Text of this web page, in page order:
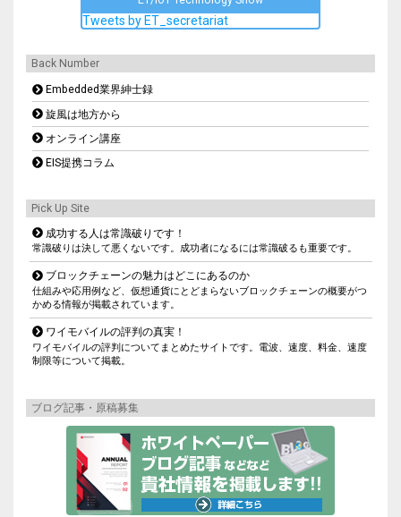
Tweets by ET_secretariat
Back Number
Embedded業界紳士録
旋風は地方から
オンライン講座
EIS提携コラム
Pick Up Site
成功する人は常識破りです！
常識破りは決して悪くないです。成功者になるには常識破るも重要です。
ブロックチェーンの魅力はどこにあるのか
仕組みや応用例など、仮想通貨にとどまらないブロックチェーンの概要がつ
かめる情報が掲載されています。
ワイモバイルの評判の真実！
ワイモバイルの評判についてまとめたサイトです。電波、速度、料金、速度
制限等について掲載。
ブログ記事・原稿募集